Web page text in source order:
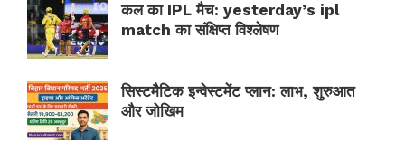
कल का IPL मैच: yesterday’s ipl
match का संक्षिप्त विश्लेषण
सिस्टमैटिक इन्वेस्टमेंट प्लान: लाभ, शुरुआत
और जोखिम